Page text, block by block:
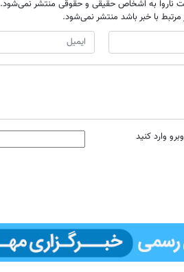
ناروا به اشخاص حقیقی و حقوقی منتشر نمی‌شود.
مرتبط با خبر باشد منتشر نمی‌شود.
وارد کنید